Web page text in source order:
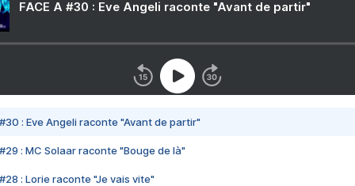
FACE A #30 : Eve Angeli raconte "Avant de partir"
#30 : Eve Angeli raconte "Avant de partir"
#29 : MC Solaar raconte "Bouge de là"
#28 : Lorie raconte "Je vais vite"